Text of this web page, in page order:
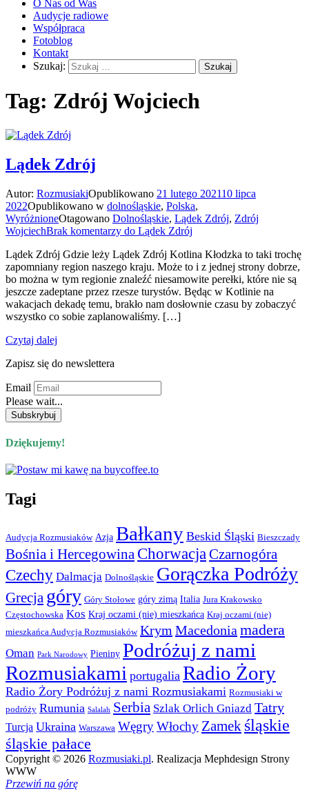
O Nas od Was
Audycje radiowe
Współpraca
Fotoblog
Kontakt
Szukaj:
Tag: Zdrój Wojciech
Lądek Zdrój
Autor: RozmusiakiOpublikowano 21 lutego 202110 lipca
2022Opublikowano w dolnośląskie, Polska,
WyróżnioneOtagowano Dolnośląskie, Lądek Zdrój, Zdrój
WojciechBrak komentarzy do Lądek Zdrój
Lądek Zdrój Gdzie leży Lądek Zdrój Kotlina Kłodzka to taki trochę
zapomniany region naszego kraju. Może to i z jednej strony dobrze,
bo można w tym regionie znaleźć niesamowite perełki, które nie są
jeszcze zadeptane przez rzesze turystów. Będąc w Kotlinie na
wakacjach dekadę temu, brakło nam dosłownie czasu by zobaczyć
wszystko co sobie zaplanowaliśmy. […]
Czytaj dalej
Zapisz się do newslettera
Email
Please wait...
Dziękujemy!
Tagi
Audycja Rozmusiaków Azja Bałkany Beskid Śląski Bieszczady
Bośnia i Hercegowina ChorwacjaCzarnogóra
Czechy Dalmacja Dolnośląskie Gorączka Podróży
Grecja góry Góry Stołowe góry zimą Italia Jura Krakowsko
Częstochowska Kos Kraj oczami (nie) mieszkańca Kraj oczami (nie)
mieszkańca Audycja Rozmusiaków Krym Macedonia madera
Oman Park Narodowy Pieniny Podróżuj z nami
Rozmusiakami portugalia Radio Żory
Radio Żory Podróżuj z nami Rozmusiakami Rozmusiaki w
podróży Rumunia Salalah Serbia Szlak Orlich Gniazd Tatry
Turcja Ukraina Warszawa WęgryWłochy Zamek śląskie
śląskie pałace
Copyright © 2026 Rozmusiaki.pl. Realizacja Mephdesign Strony
WWW
Przewiń na górę